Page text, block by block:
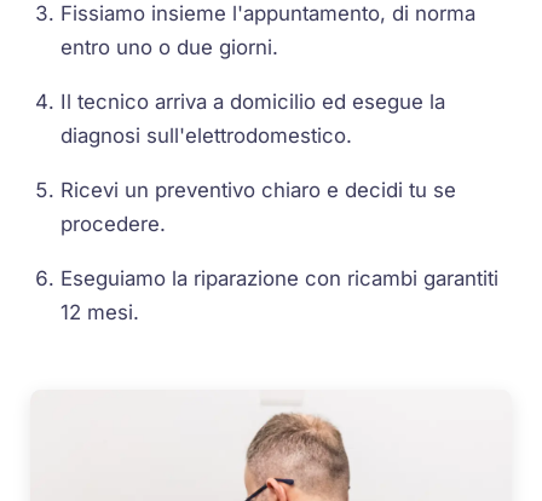
Fissiamo insieme l'appuntamento, di norma
entro uno o due giorni.
Il tecnico arriva a domicilio ed esegue la
diagnosi sull'elettrodomestico.
Ricevi un preventivo chiaro e decidi tu se
procedere.
Eseguiamo la riparazione con ricambi garantiti
12 mesi.